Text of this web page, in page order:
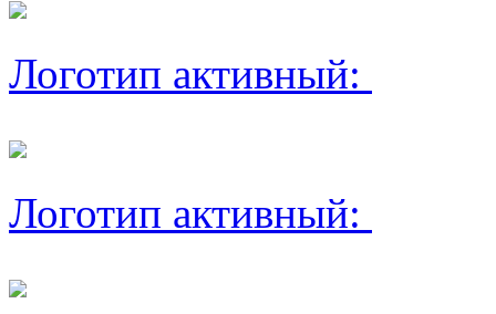
Логотип активный:
Логотип активный: